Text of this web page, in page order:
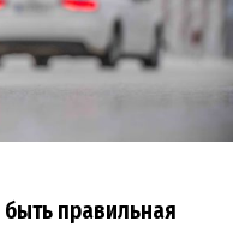
правильная